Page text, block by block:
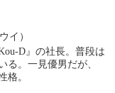
イ）
D』の社長。普段は
る。一見優男だが、
格。